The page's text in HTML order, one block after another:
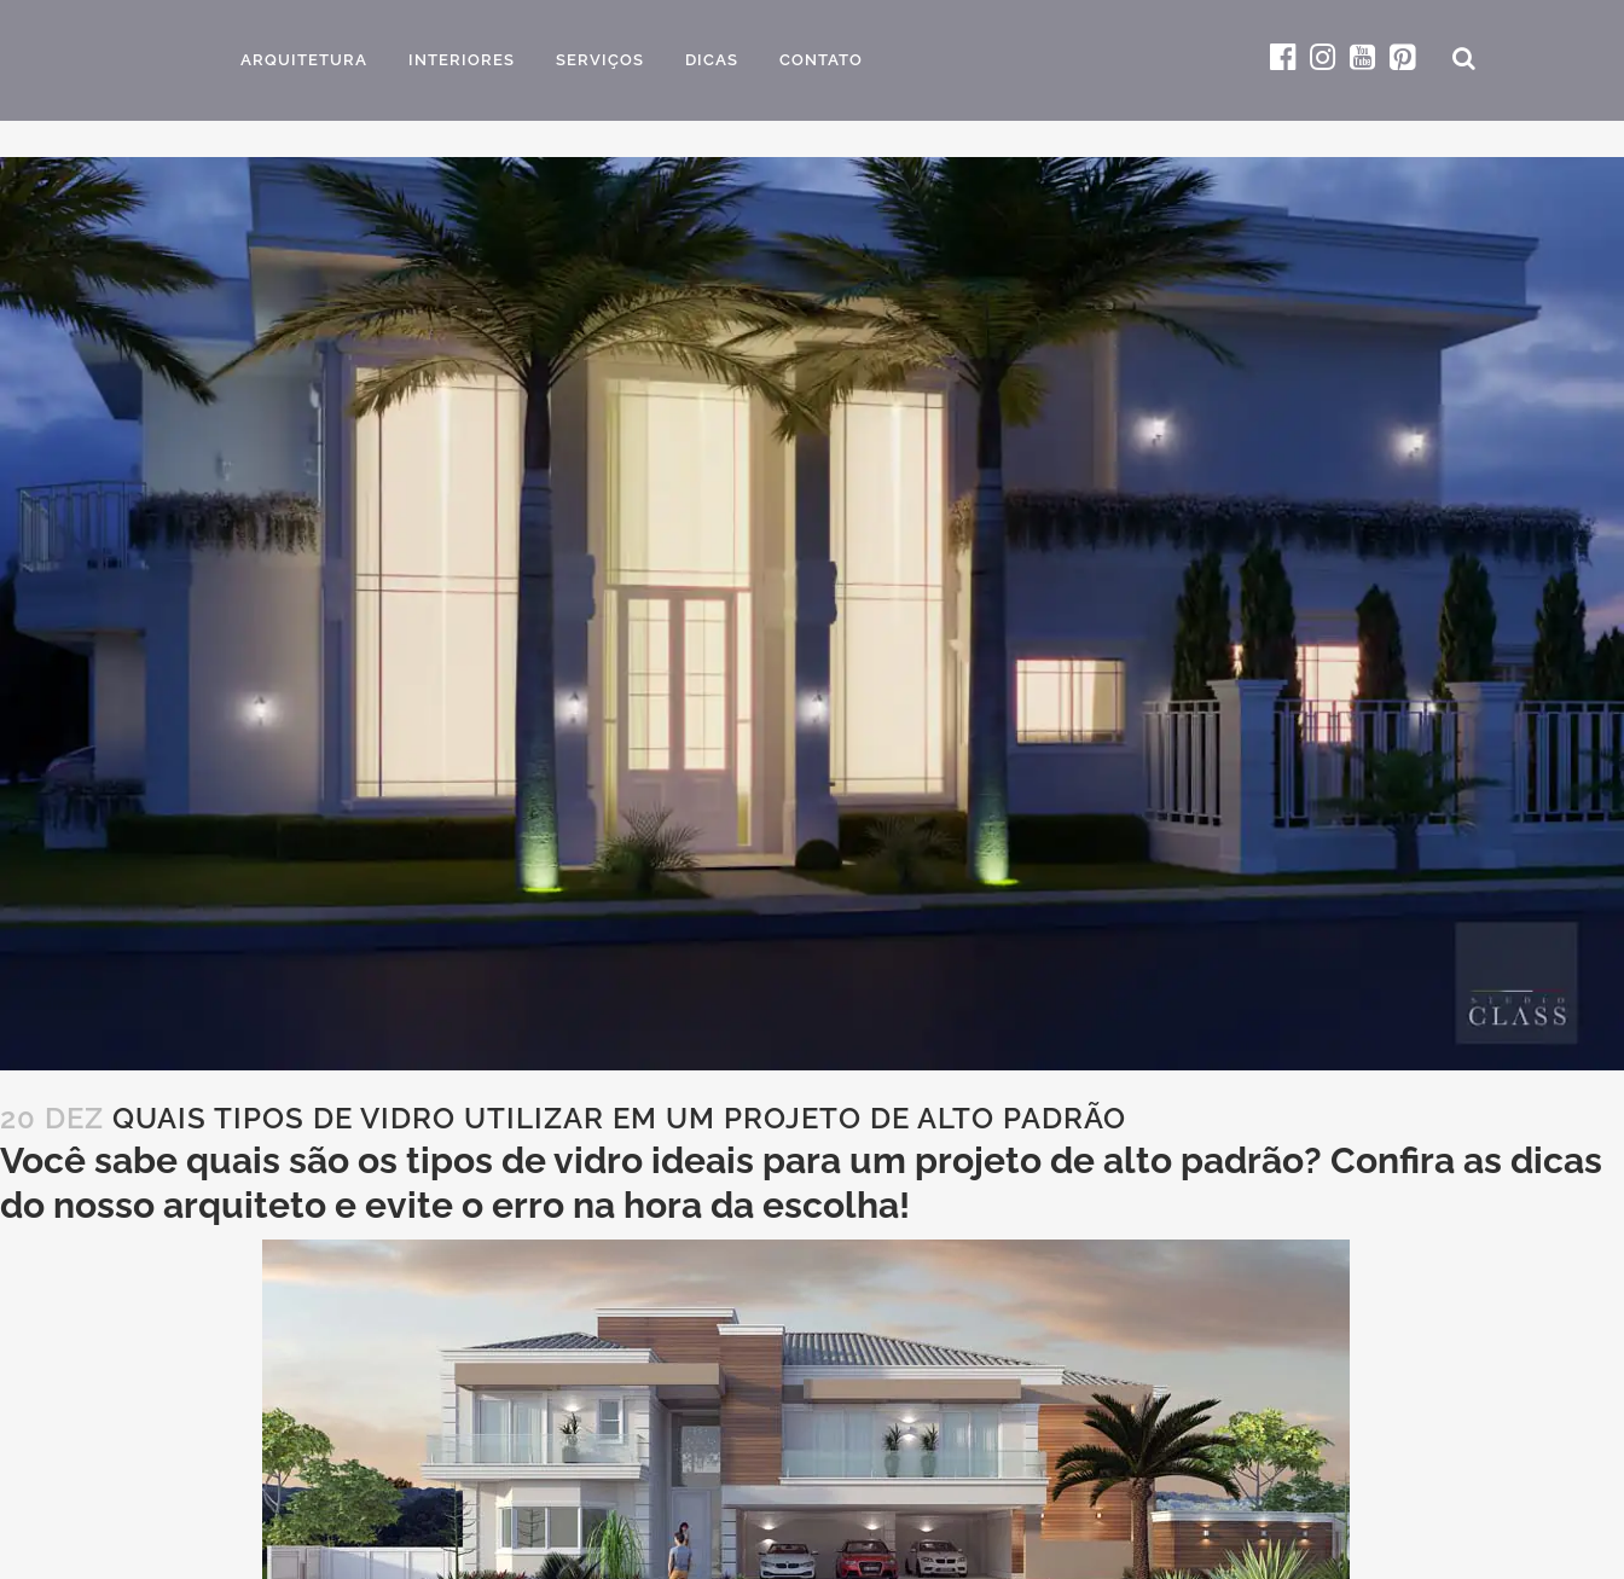
ARQUITETURA INTERIORES SERVIÇOS DICAS CONTATO
20 DEZ QUAIS TIPOS DE VIDRO UTILIZAR EM UM PROJETO DE ALTO PADRÃO
Você sabe quais são os tipos de vidro ideais para um projeto de alto padrão? Confira as dicas
do nosso arquiteto e evite o erro na hora da escolha!